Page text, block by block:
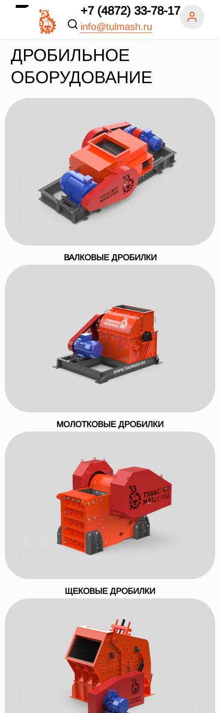
+7 (4872) 33-78-17
info@tulmash.ru
ДРОБИЛЬНОЕ
ОБОРУДОВАНИЕ
ВАЛКОВЫЕ ДРОБИЛКИ
МОЛОТКОВЫЕ ДРОБИЛКИ
ЩЕКОВЫЕ ДРОБИЛКИ